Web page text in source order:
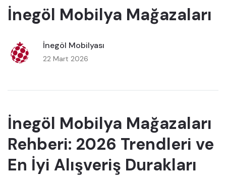
İnegöl Mobilya Mağazaları
İnegöl Mobilyası
22 Mart 2026
İnegöl Mobilya Mağazaları
Rehberi: 2026 Trendleri ve
En İyi Alışveriş Durakları